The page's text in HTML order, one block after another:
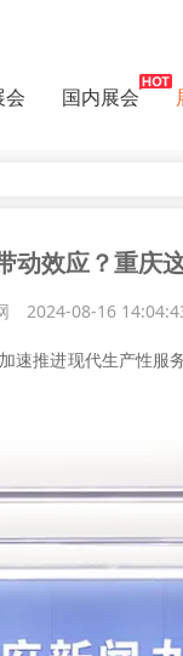
会 国内展会
动效应？重庆
2024-08-16
推进现代生产性服